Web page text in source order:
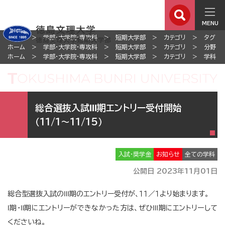
MENU
ホーム 学部・大学院・専攻科 短期大学部 カテゴリ
タグ
ホーム
学部・大学院・専攻科 短期大学部 カテゴリ
分野
ホーム
学部・大学院・専攻科 短期大学部 カテゴリ 学科
総合選抜入試Ⅲ期エントリー受付開始
（11/1～11/15）
入試・奨学金 お知らせ 全ての学科
公開日 2023年11月01日
総合型選抜入試のⅢ期のエントリー受付が、１１／１より始まります。
Ⅰ期・Ⅱ期にエントリーができなかった方は、ぜひⅢ期にエントリーして
くださいね。